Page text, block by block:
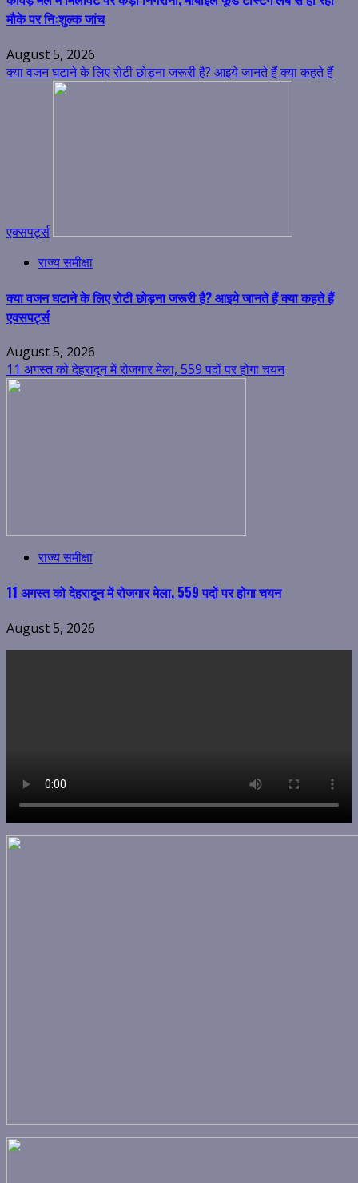
मौके पर निःशुल्क जांच
August 5, 2026
क्या वजन घटाने के लिए रोटी छोड़ना जरूरी है? आइये जानते हैं क्या कहते हैं
एक्सपर्ट्स
राज्य समीक्षा
क्या वजन घटाने के लिए रोटी छोड़ना जरूरी है? आइये जानते हैं क्या कहते हैं
एक्सपर्ट्स
August 5, 2026
11 अगस्त को देहरादून में रोजगार मेला, 559 पदों पर होगा चयन
राज्य समीक्षा
11 अगस्त को देहरादून में रोजगार मेला, 559 पदों पर होगा चयन
August 5, 2026